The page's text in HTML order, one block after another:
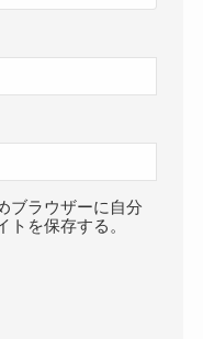
ブラウザーに自分
トを保存する。